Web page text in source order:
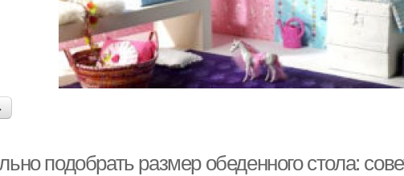
подобрать размер обеденного стола: